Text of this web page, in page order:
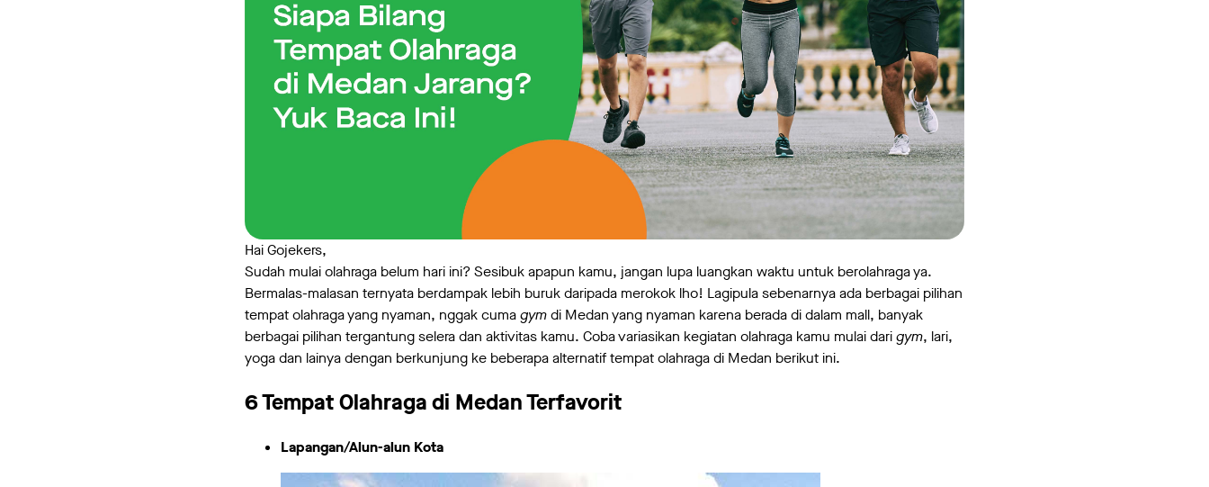
Hai Gojekers,
Sudah mulai olahraga belum hari ini? Sesibuk apapun kamu, jangan lupa luangkan waktu untuk berolahraga ya.
Bermalas-malasan ternyata berdampak lebih buruk daripada merokok lho! Lagipula sebenarnya ada berbagai pilihan
tempat olahraga yang nyaman, nggak cumagymdi Medan yang nyaman karena berada di dalam mall, banyak
berbagai pilihan tergantung selera dan aktivitas kamu. Coba variasikan kegiatan olahraga kamu mulai darigym, lari,
yoga dan lainya dengan berkunjung ke beberapa alternatif tempat olahraga di Medan berikut ini.
6 Tempat Olahraga di Medan Terfavorit
Lapangan/Alun-alun Kota